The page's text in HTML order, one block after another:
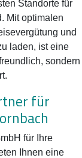
Standorte für
Mit optimalen
und
laden, ist eine
sondern
für
für Ihre
Ihnen eine